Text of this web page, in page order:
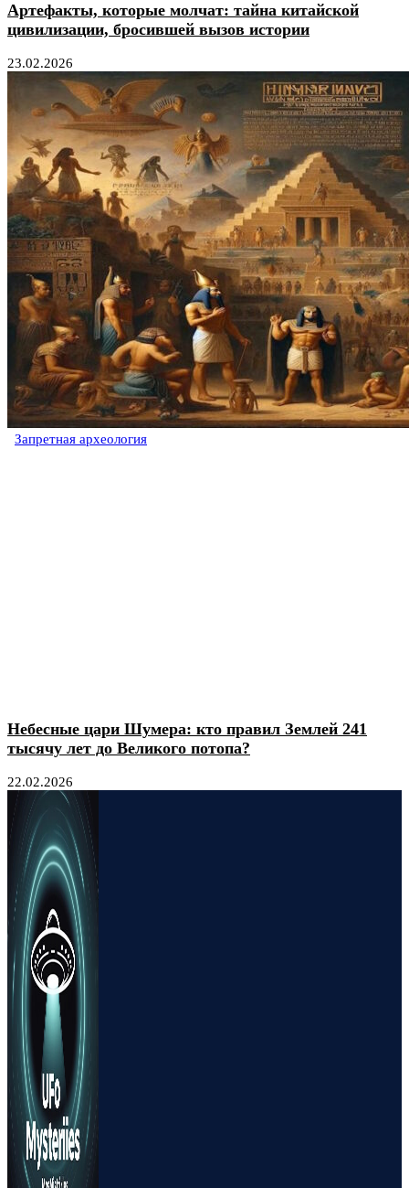
Артефакты, которые молчат: тайна китайской
цивилизации, бросившей вызов истории
23.02.2026
Запретная археология
Небесные цари Шумера: кто правил Землей 241
тысячу лет до Великого потопа?
22.02.2026